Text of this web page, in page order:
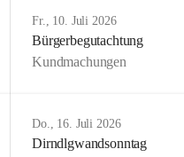
Fr., 10. Juli 2026
Bürgerbegutachtung
Kundmachungen
Do., 16. Juli 2026
Dirndlgwandsonntag